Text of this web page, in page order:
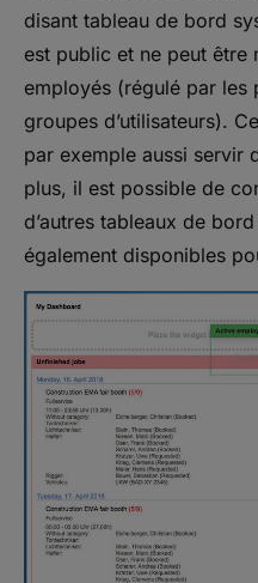
disant tableau de bord
est public et ne peut
employés (régulé par les
groupes d’utilisateurs).
par exemple aussi servir
plus, il est possible de
d’autres tableaux de
également disponibles